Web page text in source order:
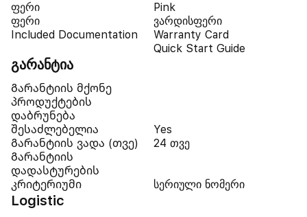
ფერი
Pink
ფერი
ვარდისფერი
Included Documentation
Warranty Card
Quick Start Guide
გარანტია
Გარანტიის მქონე
პროდუქტების
დაბრუნება
შესაძლებელია
Yes
Გარანტიის ვადა (თვე)
24 თვე
Გარანტიის
დადასტურების
კრიტერიუმი
სერიული ნომერი
Logistic